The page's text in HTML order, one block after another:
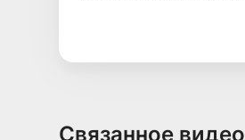
Связанное видео